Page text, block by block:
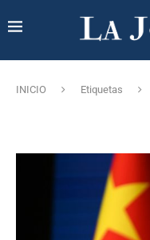
INICIO Etiquetas